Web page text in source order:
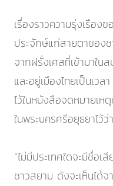
เรื่องราวความรุ่งเรือ
ประจักษ์แก่สายตาของ
จากฝรั่งเศสที่เข้ามาใน
และอยู่เมืองไทยเป็นเว
ไว้ในหนังสือจดหมายเห
ในพระนครศรีอยุธยาไว้ว่า
“ไม่มีประเทศใดจะมีชื่อ
ชาวสยาม ดังจะเห็นได้